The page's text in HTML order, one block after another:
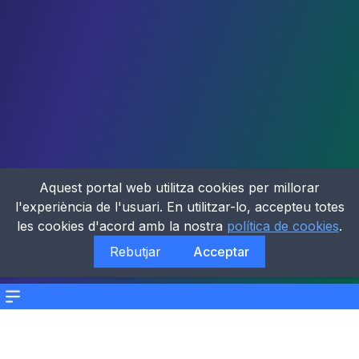
Menu
Aquest portal web utilitza cookies per millorar
l'experiència de l'usuari. En utilitzar-lo, accepteu totes
les cookies d'acord amb la nostra política de cookies.
Rebutjar
Acceptar